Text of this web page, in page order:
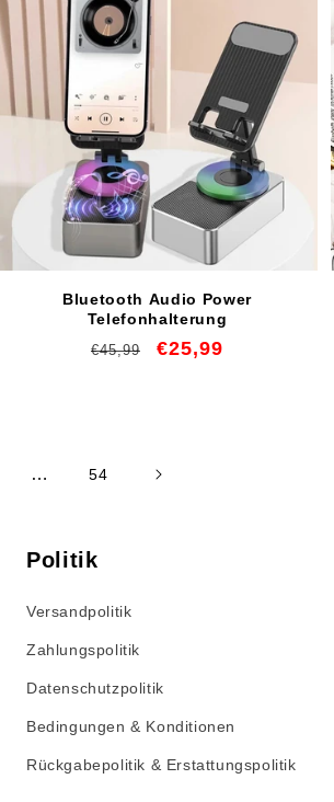
Bluetooth Audio Power
Telefonhalterung
Normaler
€45,99 Verkaufspreis
€25,99
… 54
Politik
Versandpolitik
Zahlungspolitik
Datenschutzpolitik
Bedingungen & Konditionen
Rückgabepolitik & Erstattungspolitik